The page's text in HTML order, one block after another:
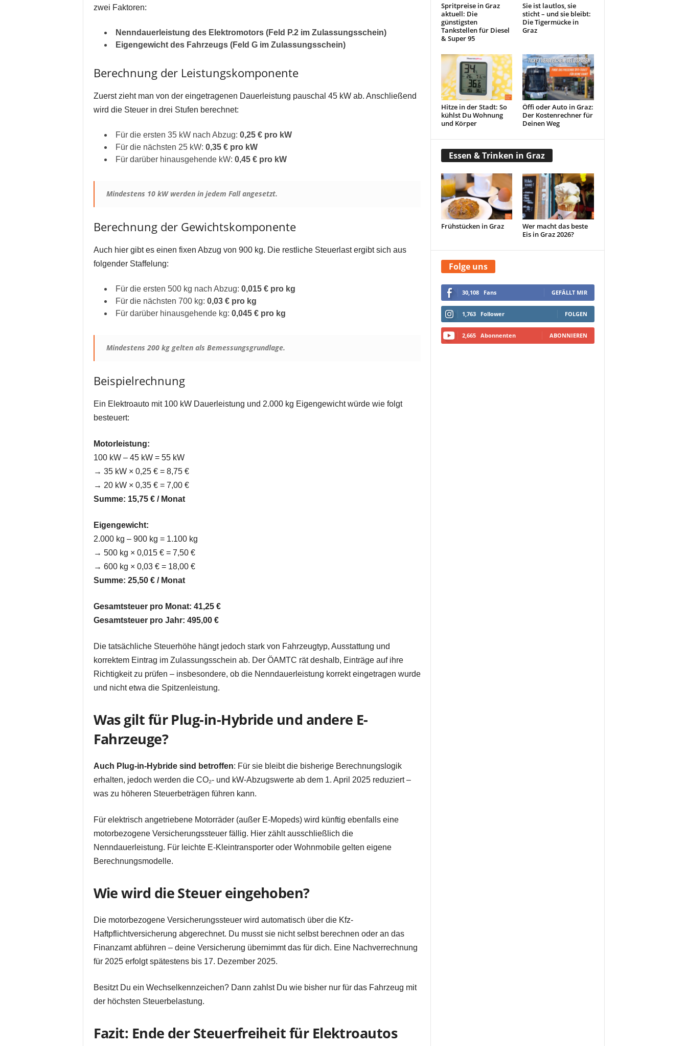
zwei Faktoren:
Nenndauerleistung des Elektromotors (Feld P.2 im Zulassungsschein)
Eigengewicht des Fahrzeugs (Feld G im Zulassungsschein)
Berechnung der Leistungskomponente
Zuerst zieht man von der eingetragenen Dauerleistung pauschal 45 kW ab. Anschließend
wird die Steuer in drei Stufen berechnet:
Für die ersten 35 kW nach Abzug: 0,25 € pro kW
Für die nächsten 25 kW: 0,35 € pro kW
Für darüber hinausgehende kW: 0,45 € pro kW
Mindestens 10 kW werden in jedem Fall angesetzt.
Berechnung der Gewichtskomponente
Auch hier gibt es einen fixen Abzug von 900 kg. Die restliche Steuerlast ergibt sich aus
folgender Staffelung:
Für die ersten 500 kg nach Abzug: 0,015 € pro kg
Für die nächsten 700 kg: 0,03 € pro kg
Für darüber hinausgehende kg: 0,045 € pro kg
Mindestens 200 kg gelten als Bemessungsgrundlage.
Beispielrechnung
Ein Elektroauto mit 100 kW Dauerleistung und 2.000 kg Eigengewicht würde wie folgt
besteuert:
Motorleistung:
100 kW – 45 kW = 55 kW
→ 35 kW × 0,25 € = 8,75 €
→ 20 kW × 0,35 € = 7,00 €
Summe: 15,75 € / Monat
Eigengewicht:
2.000 kg – 900 kg = 1.100 kg
→ 500 kg × 0,015 € = 7,50 €
→ 600 kg × 0,03 € = 18,00 €
Summe: 25,50 € / Monat
Gesamtsteuer pro Monat: 41,25 €
Gesamtsteuer pro Jahr: 495,00 €
Die tatsächliche Steuerhöhe hängt jedoch stark von Fahrzeugtyp, Ausstattung und
korrektem Eintrag im Zulassungsschein ab. Der ÖAMTC rät deshalb, Einträge auf ihre
Richtigkeit zu prüfen – insbesondere, ob die Nenndauerleistung korrekt eingetragen wurde
und nicht etwa die Spitzenleistung.
Was gilt für Plug-in-Hybride und andere E-
Fahrzeuge?
Auch Plug-in-Hybride sind betroffen: Für sie bleibt die bisherige Berechnungslogik
erhalten, jedoch werden die CO₂- und kW-Abzugswerte ab dem 1. April 2025 reduziert –
was zu höheren Steuerbeträgen führen kann.
Für elektrisch angetriebene Motorräder (außer E-Mopeds) wird künftig ebenfalls eine
motorbezogene Versicherungssteuer fällig. Hier zählt ausschließlich die
Nenndauerleistung. Für leichte E-Kleintransporter oder Wohnmobile gelten eigene
Berechnungsmodelle.
Wie wird die Steuer eingehoben?
Die motorbezogene Versicherungssteuer wird automatisch über die Kfz-
Haftpflichtversicherung abgerechnet. Du musst sie nicht selbst berechnen oder an das
Finanzamt abführen – deine Versicherung übernimmt das für dich. Eine Nachverrechnung
für 2025 erfolgt spätestens bis 17. Dezember 2025.
Besitzt Du ein Wechselkennzeichen? Dann zahlst Du wie bisher nur für das Fahrzeug mit
der höchsten Steuerbelastung.
Fazit: Ende der Steuerfreiheit für Elektroautos
Spritpreise in Graz
aktuell: Die
günstigsten
Tankstellen für Diesel
& Super 95
Sie ist lautlos, sie
sticht – und sie bleibt:
Die Tigermücke in
Graz
Hitze in der Stadt: So
kühlst Du Wohnung
und Körper
Öffi oder Auto in Graz:
Der Kostenrechner für
Deinen Weg
Essen & Trinken in Graz
Frühstücken in Graz
Wer macht das beste
Eis in Graz 2026?
Folge uns
30,108 Fans GEFÄLLT MIR
1,763 Follower FOLGEN
2,665 Abonnenten ABONNIEREN